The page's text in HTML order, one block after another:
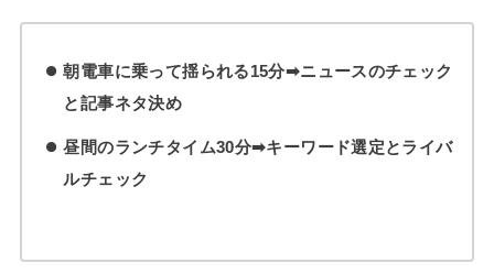
朝電車に乗って揺られる15分➡ニュースのチェック
と記事ネタ決め
昼間のランチタイム30分➡キーワード選定とライバ
ルチェック